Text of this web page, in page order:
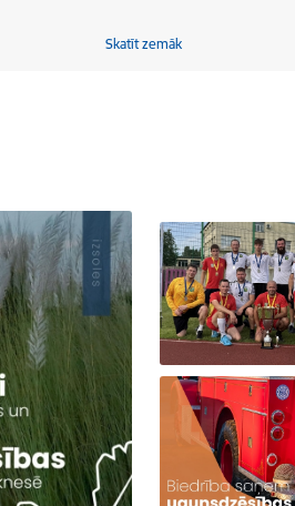
Skatīt zemāk